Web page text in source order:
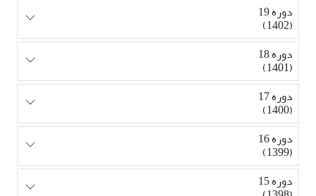
دوره 19
(1402)
دوره 18
(1401)
دوره 17
(1400)
دوره 16
(1399)
دوره 15